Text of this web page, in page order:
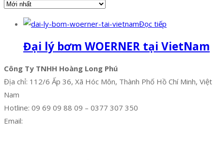
Đọc tiếp
Đại lý bơm WOERNER tại VietNam
Công Ty TNHH Hoàng Long Phú
Địa chỉ: 112/6 Ấp 36, Xã Hóc Môn, Thành Phố Hồ Chí Minh, Việt
Nam
Hotline: 09 69 09 88 09 – 0377 307 350
Email: